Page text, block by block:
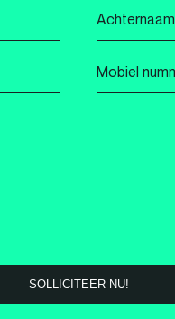
Achternaam
*
Mobiel
nummer